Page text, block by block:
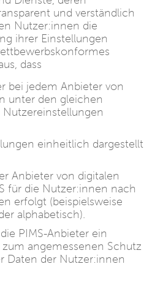
und verständlich
Nutzer:innen die
ihrer Einstellungen
dass
bei jedem Anbieter von
unter den gleichen
einheitlich dargestellt
Anbieter von digitalen
für die Nutzer:innen nach
erfolgt (beispielsweise
alphabetisch).
PIMS-Anbieter ein
angemessenen Schutz
Daten der Nutzer:innen